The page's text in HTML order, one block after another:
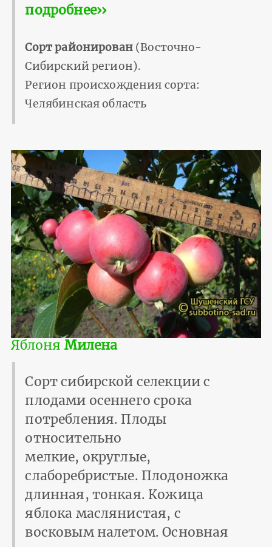
подробнее››
Сорт районирован(Восточно-
Сибирский регион).
Регион происхождения сорта:
Челябинская область
Яблоня Милена
Сорт сибирской селекции с
плодами осеннего срока
потребления. Плоды
относительно
мелкие, округлые,
слаборебристые. Плодоножка
длинная, тонкая. Кожица
яблока маслянистая, с
восковым налетом. Основная